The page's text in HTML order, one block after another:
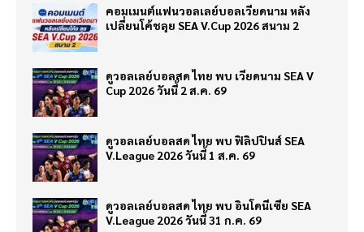
คอมเมนต์แฟนวอลเลย์บอลเวียดนาม หลัง
เปลี่ยนโค้ชลุย SEA V.Cup 2026 สนาม 2
ดูวอลเลย์บอลสด ไทย พบ เวียดนาม SEA V
Cup 2026 วันนี้ 2 ส.ค. 69
ดูวอลเลย์บอลสด ไทย พบ ฟิลิปปินส์ SEA
V.League 2026 วันนี้ 1 ส.ค. 69
ดูวอลเลย์บอลสด ไทย พบ อินโดนีเซีย SEA
V.League 2026 วันนี้ 31 ก.ค. 69